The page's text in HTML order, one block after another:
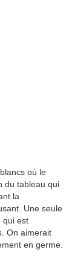
où le
du tableau qui
la
Une seule
qui est
On aimerait
en germe.